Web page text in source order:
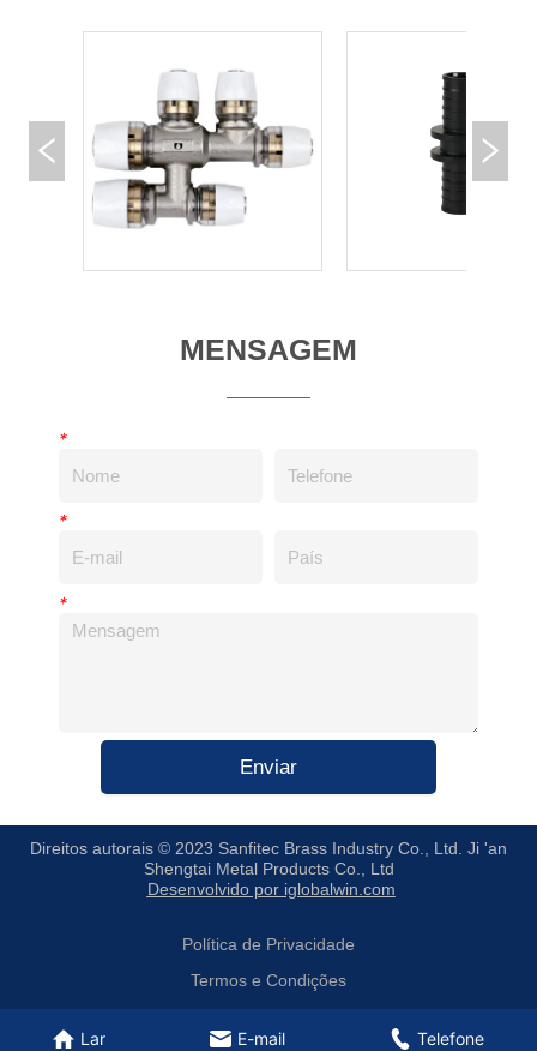
MENSAGEM
*
*
*
Enviar
Lar E-mail Telefone
Direitos autorais © 2023 Sanfitec Brass Industry Co., Ltd. Ji 'an
Shengtai Metal Products Co., Ltd
Desenvolvido por iglobalwin.com
Política de Privacidade
Termos e Condições